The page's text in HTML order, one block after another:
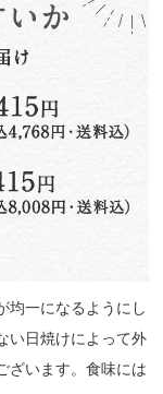
均一になるようにし
い日焼けによって外
ざいます。食味には